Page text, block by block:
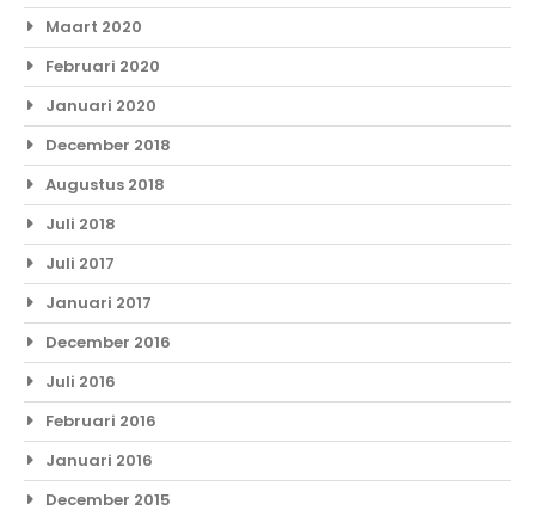
Maart 2020
Februari 2020
Januari 2020
December 2018
Augustus 2018
Juli 2018
Juli 2017
Januari 2017
December 2016
Juli 2016
Februari 2016
Januari 2016
December 2015